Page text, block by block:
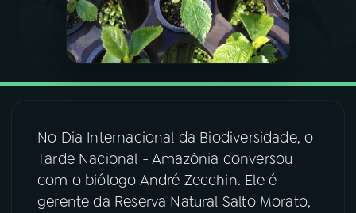
FESTIVAL DE MÚSICA
ACOMPANHE A RÁDIO NACIONAL
Instagram X
TikTok
No Dia Internacional da Biodiversidade, o
Tarde Nacional - Amazônia conversou
com o biólogo André Zecchin. Ele é
gerente da Reserva Natural Salto Morato,